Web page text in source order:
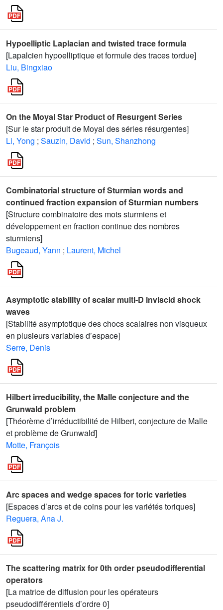
Hypoelliptic Laplacian and twisted trace formula
[Lapalcien hypoelliptique et formule des traces tordue]
Liu, Bingxiao
On the Moyal Star Product of Resurgent Series
[Sur le star produit de Moyal des séries résurgentes]
Li, Yong ; Sauzin, David ; Sun, Shanzhong
Combinatorial structure of Sturmian words and
continued fraction expansion of Sturmian numbers
[Structure combinatoire des mots sturmiens et
développement en fraction continue des nombres
sturmiens]
Bugeaud, Yann ; Laurent, Michel
Asymptotic stability of scalar multi-D inviscid shock
waves
[Stabilité asymptotique des chocs scalaires non visqueux
en plusieurs variables d’espace]
Serre, Denis
Hilbert irreducibility, the Malle conjecture and the
Grunwald problem
[Théorème d’irréductibilité de Hilbert, conjecture de Malle
et problème de Grunwald]
Motte, François
Arc spaces and wedge spaces for toric varieties
[Espaces d’arcs et de coins pour les variétés toriques]
Reguera, Ana J.
The scattering matrix for 0th order pseudodifferential
operators
[La matrice de diffusion pour les opérateurs
pseudodifférentiels d’ordre 0]